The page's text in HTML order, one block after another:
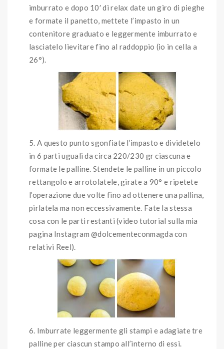
imburrato e dopo 10′ di relax date un giro di pieghe
e formate il panetto, mettete l’impasto in un
contenitore graduato e leggermente imburrato e
lasciatelo lievitare fino al raddoppio (io in cella a
26°).
A questo punto sgonfiate l’impasto e dividetelo
in 6 parti uguali da circa 220/230 gr ciascuna e
formate le palline. Stendete le palline in un piccolo
rettangolo e arrotolatele, girate a 90° e ripetete
l’operazione due volte fino ad ottenere una pallina,
pirlatela ma non eccessivamente. Fate la stessa
cosa con le parti restanti (video tutorial sulla mia
pagina Instagram @dolcementeconmagda con
relativi Reel).
Imburrate leggermente gli stampi e adagiate tre
palline per ciascun stampo all’interno di essi.